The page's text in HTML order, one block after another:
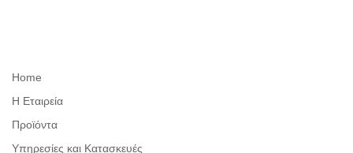
Home
Η Εταιρεία
Προϊόντα
Υπηρεσίες και Κατασκευές